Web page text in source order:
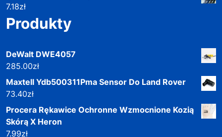
7.18zł
Produkty
DeWalt DWE4057
285.00zł
Maxtell Ydb500311Pma Sensor Do Land Rover
73.40zł
Procera Rękawice Ochronne Wzmocnione Kozią
Skórą X Heron
7.99zł